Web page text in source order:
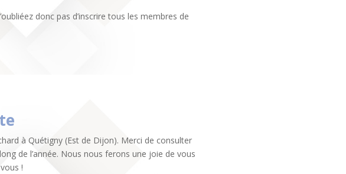
donc pas d’inscrire tous les membres de
à Quétigny (Est de Dijon). Merci de consulter
de l’année. Nous nous ferons une joie de vous
!